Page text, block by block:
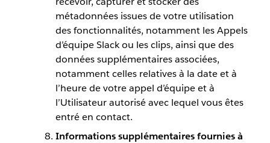
métadonnées issues de votre utilisation
des fonctionnalités, notamment les Appels
d’équipe Slack ou les clips, ainsi que des
données supplémentaires associées,
notamment celles relatives à la date et à
l’heure de votre appel d’équipe et à
l’Utilisateur autorisé avec lequel vous êtes
entré en contact.
Informations supplémentaires fournies à